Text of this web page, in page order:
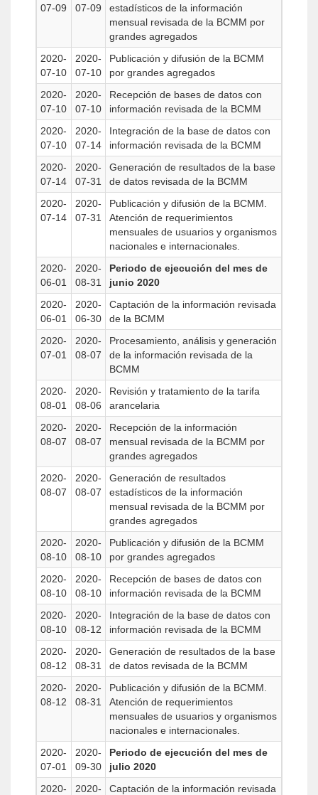
07-09
07-09
estadísticos de la información
mensual revisada de la BCMM por
grandes agregados
2020-
07-10
2020-
07-10
Publicación y difusión de la BCMM
por grandes agregados
2020-
07-10
2020-
07-10
Recepción de bases de datos con
información revisada de la BCMM
2020-
07-10
2020-
07-14
Integración de la base de datos con
información revisada de la BCMM
2020-
07-14
2020-
07-31
Generación de resultados de la base
de datos revisada de la BCMM
2020-
07-14
2020-
07-31
Publicación y difusión de la BCMM.
Atención de requerimientos
mensuales de usuarios y organismos
nacionales e internacionales.
2020-
06-01
2020-
08-31
Periodo de ejecución del mes de
junio 2020
2020-
06-01
2020-
06-30
Captación de la información revisada
de la BCMM
2020-
07-01
2020-
08-07
Procesamiento, análisis y generación
de la información revisada de la
BCMM
2020-
08-01
2020-
08-06
Revisión y tratamiento de la tarifa
arancelaria
2020-
08-07
2020-
08-07
Recepción de la información
mensual revisada de la BCMM por
grandes agregados
2020-
08-07
2020-
08-07
Generación de resultados
estadísticos de la información
mensual revisada de la BCMM por
grandes agregados
2020-
08-10
2020-
08-10
Publicación y difusión de la BCMM
por grandes agregados
2020-
08-10
2020-
08-10
Recepción de bases de datos con
información revisada de la BCMM
2020-
08-10
2020-
08-12
Integración de la base de datos con
información revisada de la BCMM
2020-
08-12
2020-
08-31
Generación de resultados de la base
de datos revisada de la BCMM
2020-
08-12
2020-
08-31
Publicación y difusión de la BCMM.
Atención de requerimientos
mensuales de usuarios y organismos
nacionales e internacionales.
2020-
07-01
2020-
09-30
Periodo de ejecución del mes de
julio 2020
2020-
2020-
Captación de la información revisada